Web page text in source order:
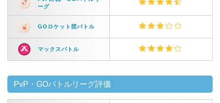
ーグ
GOロケット団バトル
マックスバトル
PvP・GOバトルリーグ評価